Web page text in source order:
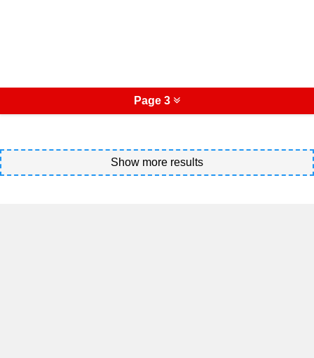
Page 3
Show more results